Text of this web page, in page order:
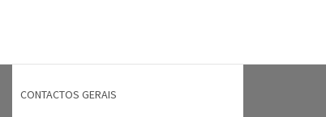
CONTACTOS GERAIS